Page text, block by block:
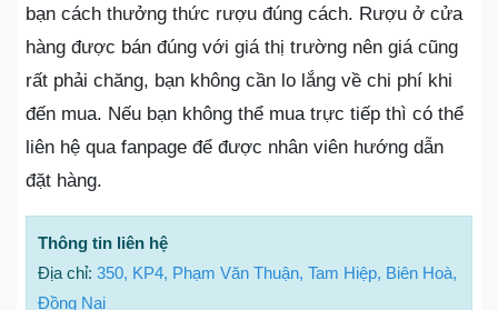
bạn cách thưởng thức rượu đúng cách. Rượu ở cửa
hàng được bán đúng với giá thị trường nên giá cũng
rất phải chăng, bạn không cần lo lắng về chi phí khi
đến mua. Nếu bạn không thể mua trực tiếp thì có thể
liên hệ qua fanpage để được nhân viên hướng dẫn
đặt hàng.
Thông tin liên hệ
Địa chỉ: 350, KP4, Phạm Văn Thuận, Tam Hiệp, Biên Hoà,
Đồng Nai